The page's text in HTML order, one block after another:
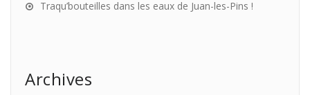
Traqu’bouteilles dans les eaux de Juan-les-Pins !
Archives